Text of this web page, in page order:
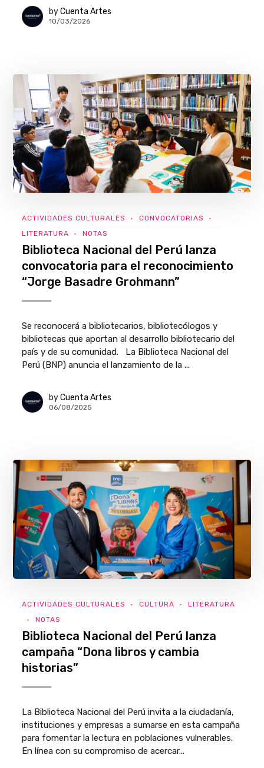
by Cuenta Artes
10/03/2026
ACTIVIDADES CULTURALES
CONVOCATORIAS
LITERATURA
NOTAS
Biblioteca Nacional del Perú lanza
convocatoria para el reconocimiento
“Jorge Basadre Grohmann”
Se reconocerá a bibliotecarios, bibliotecólogos y
bibliotecas que aportan al desarrollo bibliotecario del
país y de su comunidad. La Biblioteca Nacional del
Perú (BNP) anuncia el lanzamiento de la ...
by Cuenta Artes
06/08/2025
ACTIVIDADES CULTURALES CULTURA
LITERATURA
NOTAS
Biblioteca Nacional del Perú lanza
campaña “Dona libros y cambia
historias”
La Biblioteca Nacional del Perú invita a la ciudadanía,
instituciones y empresas a sumarse en esta campaña
para fomentar la lectura en poblaciones vulnerables.
En línea con su compromiso de acercar...